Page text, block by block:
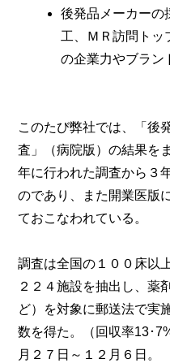
後発品メーカーの
工、ＭＲ訪問トッ
の企業力やブラン
このたび弊社では、「後
査」（病院版）の結果を
年に行われた調査から３
のであり、また開業医版
ておこなわれている。
調査は全国の１００床以
２２４施設を抽出し、薬
ど）を対象に郵送法で実
数を得た。（回収率13･
月２７日～１２月６日。